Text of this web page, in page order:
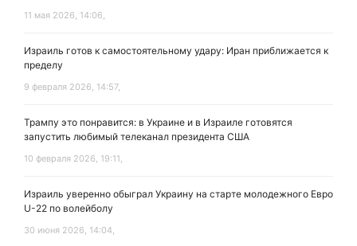
11 мая 2026, 14:06,
Израиль готов к самостоятельному удару: Иран приближается к
пределу
9 февраля 2026, 14:57,
Трампу это понравится: в Украине и в Израиле готовятся
запустить любимый телеканал президента США
10 февраля 2026, 19:11,
Израиль уверенно обыграл Украину на старте молодежного Евро
U-22 по волейболу
30 июня 2026, 14:04,